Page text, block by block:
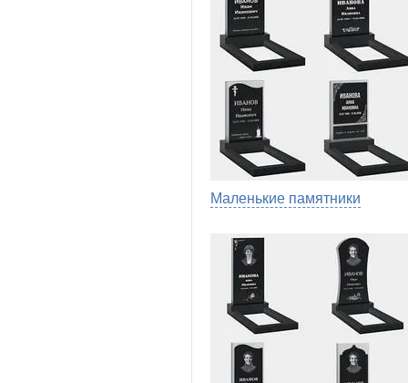
Маленькие памятники